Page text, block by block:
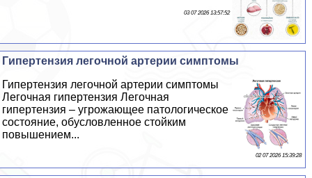
03 07 2026 13:57:52
Гипертензия легочной артерии симптомы
Гипертензия легочной артерии симптомы
Легочная гипертензия Легочная
гипертензия – угрожающее патологическое
состояние, обусловленное стойким
повышением...
02 07 2026 15:39:28